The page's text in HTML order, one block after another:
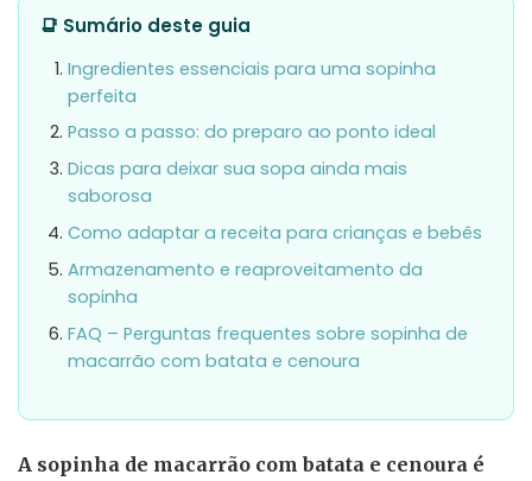
📑 Sumário deste guia
Ingredientes essenciais para uma sopinha
perfeita
Passo a passo: do preparo ao ponto ideal
Dicas para deixar sua sopa ainda mais
saborosa
Como adaptar a receita para crianças e bebês
Armazenamento e reaproveitamento da
sopinha
FAQ – Perguntas frequentes sobre sopinha de
macarrão com batata e cenoura
A sopinha de macarrão com batata e cenoura é